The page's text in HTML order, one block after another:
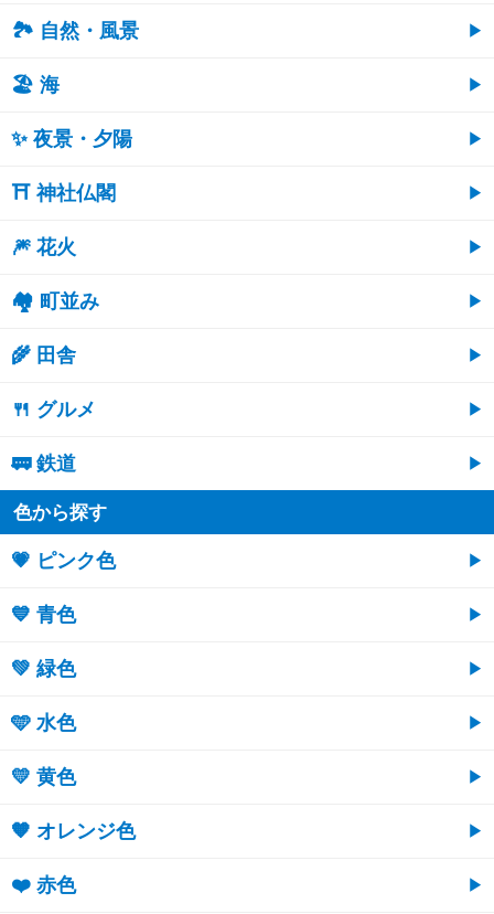
🏞️ 自然・風景
🏖 海
✨ 夜景・夕陽
⛩ 神社仏閣
🎆 花火
🏘 町並み
🌾 田舎
🍴 グルメ
🚃 鉄道
色から探す
💗 ピンク色
💙 青色
💚 緑色
🩵 水色
💛 黄色
🧡 オレンジ色
❤️ 赤色